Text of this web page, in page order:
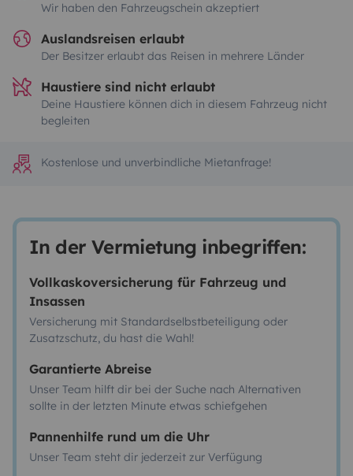
Wir haben den Fahrzeugschein akzeptiert
Auslandsreisen erlaubt
Der Besitzer erlaubt das Reisen in mehrere Länder
Haustiere sind nicht erlaubt
Deine Haustiere können dich in diesem Fahrzeug nicht
begleiten
Kostenlose und unverbindliche Mietanfrage!
In der Vermietung inbegriffen:
Vollkaskoversicherung für Fahrzeug und
Insassen
Versicherung mit Standardselbstbeteiligung oder
Zusatzschutz, du hast die Wahl!
Garantierte Abreise
Unser Team hilft dir bei der Suche nach Alternativen
sollte in der letzten Minute etwas schiefgehen
Pannenhilfe rund um die Uhr
Unser Team steht dir jederzeit zur Verfügung